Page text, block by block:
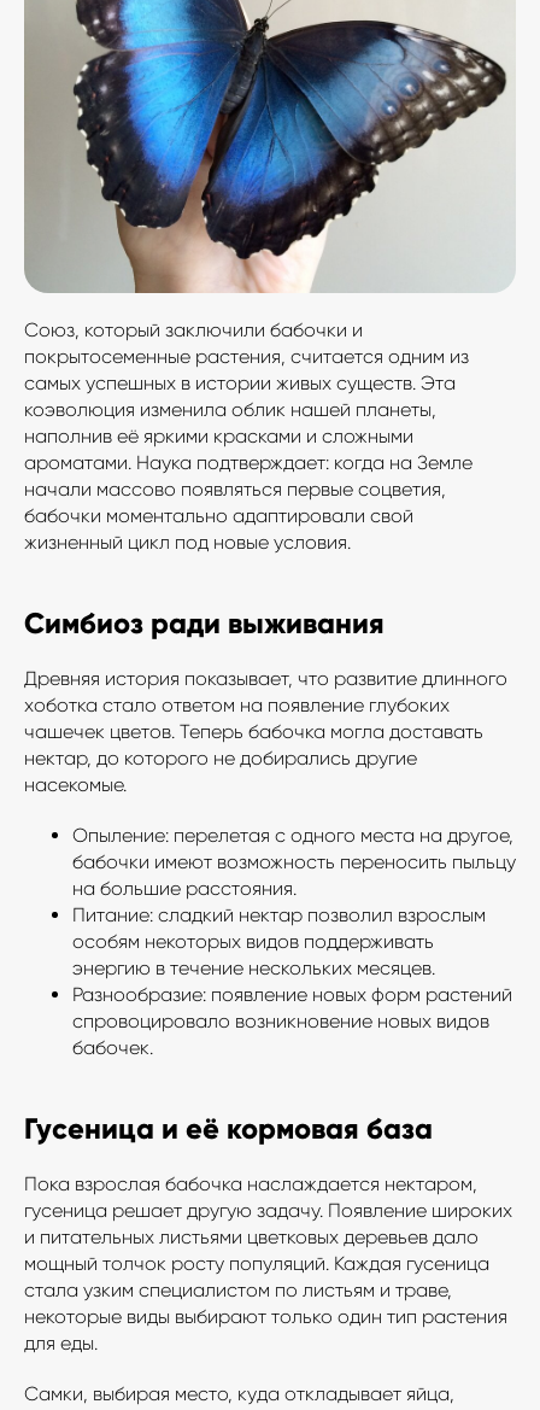
Союз, который заключили бабочки и
покрытосеменные растения, считается одним из
самых успешных в истории живых существ. Эта
коэволюция изменила облик нашей планеты,
наполнив её яркими красками и сложными
ароматами. Наука подтверждает: когда на Земле
начали массово появляться первые соцветия,
бабочки моментально адаптировали свой
жизненный цикл под новые условия.
Симбиоз ради выживания
Древняя история показывает, что развитие длинного
хоботка стало ответом на появление глубоких
чашечек цветов. Теперь бабочка могла доставать
нектар, до которого не добирались другие
насекомые.
Опыление: перелетая с одного места на другое,
бабочки имеют возможность переносить пыльцу
на большие расстояния.
Питание: сладкий нектар позволил взрослым
особям некоторых видов поддерживать
энергию в течение нескольких месяцев.
Разнообразие: появление новых форм растений
спровоцировало возникновение новых видов
бабочек.
Гусеница и её кормовая база
Пока взрослая бабочка наслаждается нектаром,
гусеница решает другую задачу. Появление широких
и питательных листьями цветковых деревьев дало
мощный толчок росту популяций. Каждая гусеница
стала узким специалистом по листьям и траве,
некоторые виды выбирают только один тип растения
для еды.
Самки, выбирая место, куда откладывает яйца,
Магазин тропических